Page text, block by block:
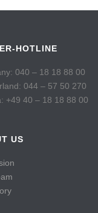
HOTLINE
040 – 18 18 88 00
044 – 57 50 270
+49 40 – 18 18 88 00
US